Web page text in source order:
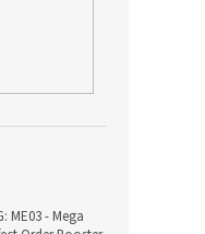
ME03 - Mega